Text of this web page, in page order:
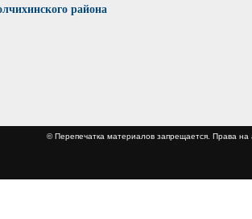
района
© Перепечатка материалов запрещается.